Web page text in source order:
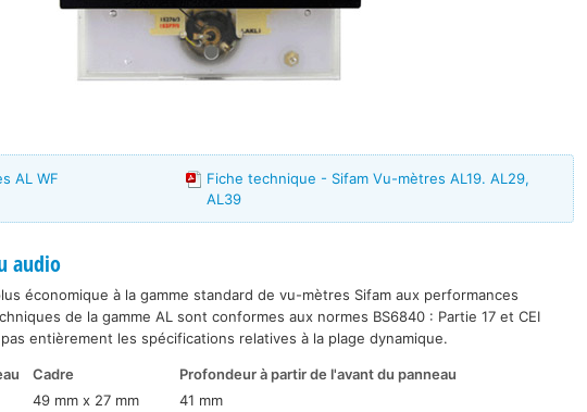
AL WF
Fiche technique - Sifam Vu-mètres AL19. AL29,
AL39
audio
économique à la gamme standard de vu-mètres Sifam aux performances
de la gamme AL sont conformes aux normes BS6840 : Partie 17 et CEI
entièrement les spécifications relatives à la plage dynamique.
Cadre
Profondeur à partir de l'avant du panneau
49 mm x 27 mm
41 mm